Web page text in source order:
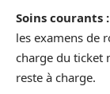
Soins courants :
les examens de
charge du ticket
reste à charge.